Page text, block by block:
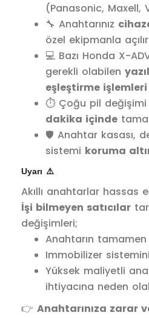
(Panasonic, Maxell,
🔧 Anahtarınız
özel ekipmanla
💻 Bazı Honda X-
gerekli olabilen
eşleştirme işlemleri
⏱️ Çoğu pil değişimi
dakika içinde
🛡️ Anahtar kasası,
sistemi koruma
Uyarı ⚠️
Akıllı anahtarlar hassas
İşi bilmeyen satıcılar
değişimleri;
Anahtarın tamamen
Immobilizer
Yüksek maliyetli
ihtiyacına neden
👉 Anahtarınıza zarar